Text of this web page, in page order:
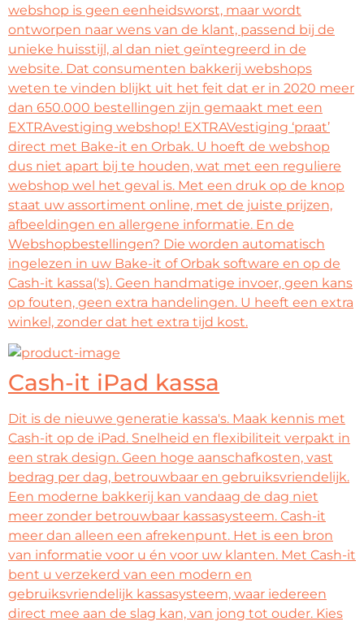
webshop is geen eenheidsworst, maar wordt
ontworpen naar wens van de klant, passend bij de
unieke huisstijl, al dan niet geïntegreerd in de
website. Dat consumenten bakkerij webshops
weten te vinden blijkt uit het feit dat er in 2020 meer
dan 650.000 bestellingen zijn gemaakt met een
EXTRAvestiging webshop! EXTRAVestiging ‘praat’
direct met Bake-it en Orbak. U hoeft de webshop
dus niet apart bij te houden, wat met een reguliere
webshop wel het geval is. Met een druk op de knop
staat uw assortiment online, met de juiste prijzen,
afbeeldingen en allergene informatie. En de
Webshopbestellingen? Die worden automatisch
ingelezen in uw Bake-it of Orbak software en op de
Cash-it kassa('s). Geen handmatige invoer, geen kans
op fouten, geen extra handelingen. U heeft een extra
winkel, zonder dat het extra tijd kost.
Cash-it iPad kassa
Dit is de nieuwe generatie kassa's. Maak kennis met
Cash-it op de iPad. Snelheid en flexibiliteit verpakt in
een strak design. Geen hoge aanschafkosten, vast
bedrag per dag, betrouwbaar en gebruiksvriendelijk.
Een moderne bakkerij kan vandaag de dag niet
meer zonder betrouwbaar kassasysteem. Cash-it
meer dan alleen een afrekenpunt. Het is een bron
van informatie voor u én voor uw klanten. Met Cash-it
bent u verzekerd van een modern en
gebruiksvriendelijk kassasysteem, waar iedereen
direct mee aan de slag kan, van jong tot ouder. Kies